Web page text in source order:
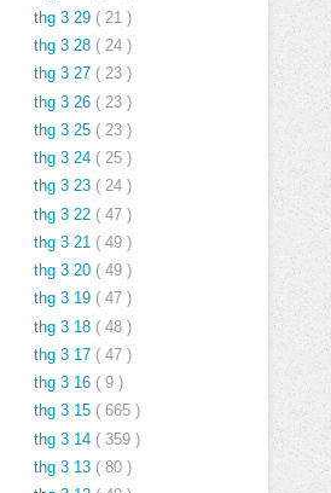
thg 3 29 ( 21 )
thg 3 28 ( 24 )
thg 3 27 ( 23 )
thg 3 26 ( 23 )
thg 3 25 ( 23 )
thg 3 24 ( 25 )
thg 3 23 ( 24 )
thg 3 22 ( 47 )
thg 3 21 ( 49 )
thg 3 20 ( 49 )
thg 3 19 ( 47 )
thg 3 18 ( 48 )
thg 3 17 ( 47 )
thg 3 16 ( 9 )
thg 3 15 ( 665 )
thg 3 14 ( 359 )
thg 3 13 ( 80 )